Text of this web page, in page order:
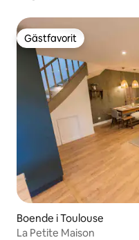
Gästfavorit
Gästfavorit
Boende i Toulouse
La Petite Maison